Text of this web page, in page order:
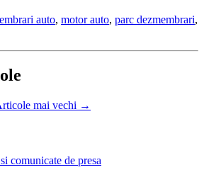
auto, motor auto, parc dezmembrari,
mai vechi →